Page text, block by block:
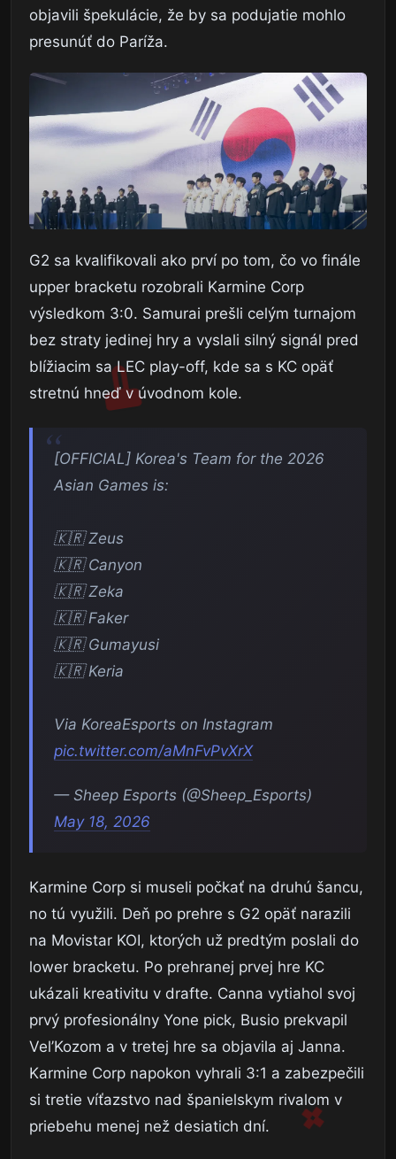
objavili špekulácie, že by sa podujatie mohlo
presunúť do Paríža.
G2 sa kvalifikovali ako prví po tom, čo vo finále
upper bracketu rozobrali Karmine Corp
výsledkom 3:0. Samurai prešli celým turnajom
bez straty jedinej hry a vyslali silný signál pred
blížiacim sa LEC play-off, kde sa s KC opäť
stretnú hneď v úvodnom kole.
[OFFICIAL] Korea's Team for the 2026
Asian Games is:
🇰🇷 Zeus
🇰🇷 Canyon
🇰🇷 Zeka
🇰🇷 Faker
🇰🇷 Gumayusi
🇰🇷 Keria
Via KoreaEsports on Instagram
pic.twitter.com/aMnFvPvXrX
— Sheep Esports (@Sheep_Esports)
May 18, 2026
Karmine Corp si museli počkať na druhú šancu,
no tú využili. Deň po prehre s G2 opäť narazili
na Movistar KOI, ktorých už predtým poslali do
lower bracketu. Po prehranej prvej hre KC
ukázali kreativitu v drafte. Canna vytiahol svoj
prvý profesionálny Yone pick, Busio prekvapil
Vel’Kozom a v tretej hre sa objavila aj Janna.
Karmine Corp napokon vyhrali 3:1 a zabezpečili
si tretie víťazstvo nad španielskym rivalom v
priebehu menej než desiatich dní.